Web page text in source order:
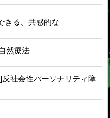
きる、共感的な
然療法
社会性パーソナリティ障